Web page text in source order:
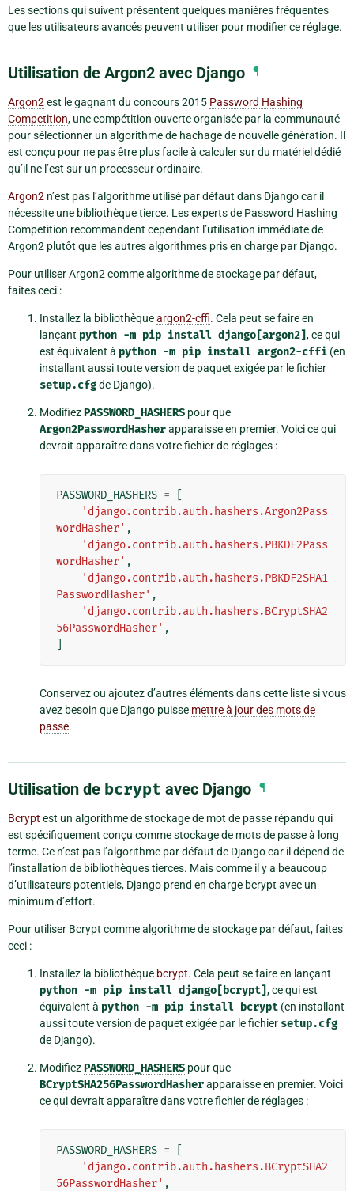
Les sections qui suivent présentent quelques manières fréquentes
que les utilisateurs avancés peuvent utiliser pour modifier ce réglage.
Utilisation de Argon2 avec Django ¶
Argon2 est le gagnant du concours 2015 Password Hashing
Competition, une compétition ouverte organisée par la communauté
pour sélectionner un algorithme de hachage de nouvelle génération. Il
est conçu pour ne pas être plus facile à calculer sur du matériel dédié
qu’il ne l’est sur un processeur ordinaire.
Argon2 n’est pas l’algorithme utilisé par défaut dans Django car il
nécessite une bibliothèque tierce. Les experts de Password Hashing
Competition recommandent cependant l’utilisation immédiate de
Argon2 plutôt que les autres algorithmes pris en charge par Django.
Pour utiliser Argon2 comme algorithme de stockage par défaut,
faites ceci :
Installez la bibliothèqueargon2-cffi. Cela peut se faire en
lançant python -m pip install django[argon2], ce qui
est équivalent à python -m pip install argon2-cffi (en
installant aussi toute version de paquet exigée par le fichier
setup.cfgde Django).
ModifiezPASSWORD_HASHERS pour que
Argon2PasswordHasherapparaisse en premier. Voici ce qui
devrait apparaître dans votre fichier de réglages :
PASSWORD_HASHERS =
'django.contrib.auth.hashers.Argon2Pass
wordHasher' ,
'django.contrib.auth.hashers.PBKDF2Pass
wordHasher' ,
'django.contrib.auth.hashers.PBKDF2SHA1
PasswordHasher' ,
'django.contrib.auth.hashers.BCryptSHA2
56PasswordHasher' ,
Conservez ou ajoutez d’autres éléments dans cette liste si vous
avez besoin que Django puisse mettre à jour des mots de
passe.
Utilisation de bcrypt avec Django ¶
Bcrypt est un algorithme de stockage de mot de passe répandu qui
est spécifiquement conçu comme stockage de mots de passe à long
terme. Ce n’est pas l’algorithme par défaut de Django car il dépend de
l’installation de bibliothèques tierces. Mais comme il y a beaucoup
d’utilisateurs potentiels, Django prend en charge bcrypt avec un
minimum d’effort.
Pour utiliser Bcrypt comme algorithme de stockage par défaut, faites
ceci :
Installez la bibliothèque bcrypt. Cela peut se faire en lançant
python -m pip install django[bcrypt], ce qui est
équivalent à python -m pip install bcrypt (en installant
aussi toute version de paquet exigée par le fichier setup.cfg
de Django).
ModifiezPASSWORD_HASHERS pour que
BCryptSHA256PasswordHasherapparaisse en premier. Voici
ce qui devrait apparaître dans votre fichier de réglages :
PASSWORD_HASHERS =
'django.contrib.auth.hashers.BCryptSHA2
56PasswordHasher' ,